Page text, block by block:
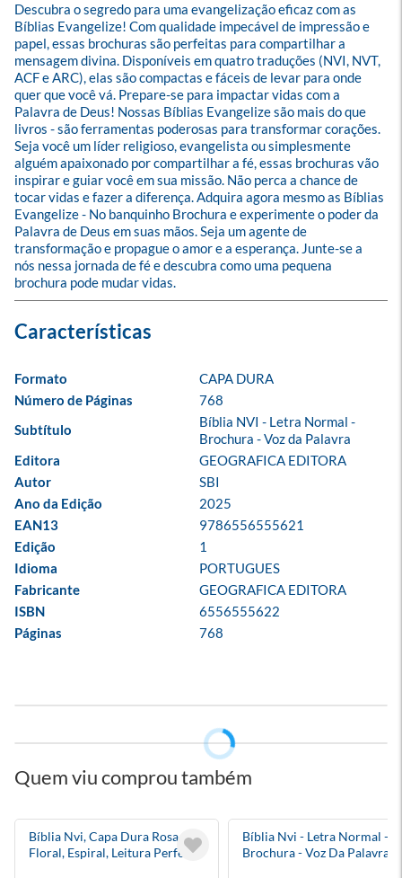
Descubra o segredo para uma evangelização eficaz com as
Bíblias Evangelize! Com qualidade impecável de impressão e
papel, essas brochuras são perfeitas para compartilhar a
mensagem divina. Disponíveis em quatro traduções (NVI, NVT,
ACF e ARC), elas são compactas e fáceis de levar para onde
quer que você vá. Prepare-se para impactar vidas com a
Palavra de Deus! Nossas Bíblias Evangelize são mais do que
livros - são ferramentas poderosas para transformar corações.
Seja você um líder religioso, evangelista ou simplesmente
alguém apaixonado por compartilhar a fé, essas brochuras vão
inspirar e guiar você em sua missão. Não perca a chance de
tocar vidas e fazer a diferença. Adquira agora mesmo as Bíblias
Evangelize - No banquinho Brochura e experimente o poder da
Palavra de Deus em suas mãos. Seja um agente de
transformação e propague o amor e a esperança. Junte-se a
nós nessa jornada de fé e descubra como uma pequena
brochura pode mudar vidas.
Formato
CAPA DURA
Número de Páginas
768
Subtítulo
Bíblia NVI - Letra Normal -
Brochura - Voz da Palavra
Editora
GEOGRAFICA EDITORA
Autor
SBI
Ano da Edição
2025
EAN13
9786556555621
Edição
1
Idioma
PORTUGUES
Fabricante
GEOGRAFICA EDITORA
ISBN
6556555622
Páginas
768
Quem viu comprou também
Bíblia Nvi, Capa Dura Rosa
Floral, Espiral, Leitura Perfeita
Bíblia Nvi - Letra Normal -
Brochura - Voz Da Palavra